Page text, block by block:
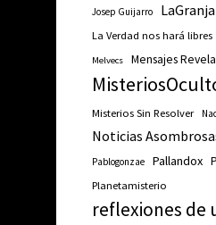
Josep Guijarro
La Verdad nos hará libres
Melvecs Mensajes
Misterios Sin Resolver
Noticias
Pablogonzae Pallandox
Planetamisterio
reflexiones de